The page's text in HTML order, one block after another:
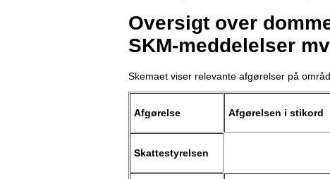
Oversigt over
SKM-meddelelser
Skemaet viser relevante afgørelser på
Afgørelse Afgørelsen i stikord
Skattestyrelsen